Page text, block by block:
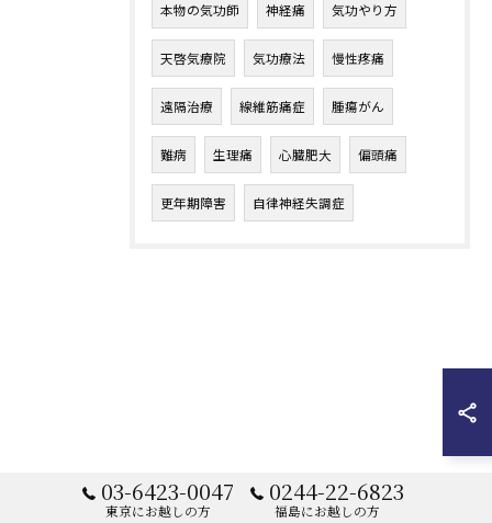
本物の気功師 神経痛 気功やり方
天啓気療院 気功療法 慢性疼痛
遠隔治療 線維筋痛症 腫瘍がん
難病 生理痛 心臓肥大 偏頭痛
更年期障害 自律神経失調症
03-6423-0047
東京にお越しの方
0244-22-6823
福島にお越しの方